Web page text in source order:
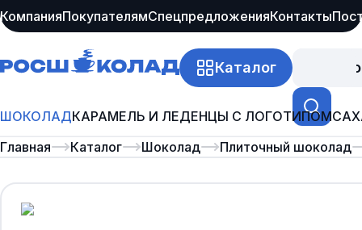
КомпанияПокупателямСпецпредложенияКонтакты
Каталог
ШОКОЛАДКАРАМЕЛЬ И ЛЕДЕНЦЫ С ЛОГОТИПОМ
Главная
Каталог Шоколад Плиточный шоколад